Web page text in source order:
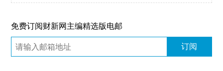
免费订阅财新网主编精选版电邮
订阅